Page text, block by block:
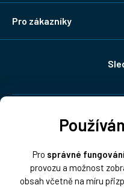
Pro správné
provozu a možnost
obsah včetně na míru
Pro zákazníky